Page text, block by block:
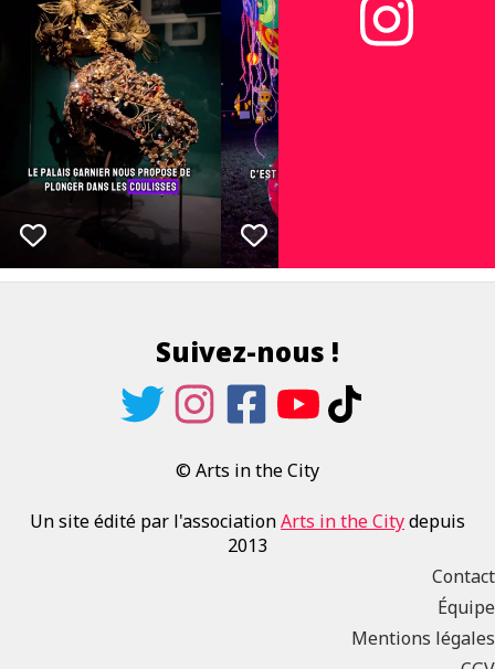
Suivez-nous !
© Arts in the City
Un site édité par l'associationArts in the Citydepuis
2013
Contact
Équipe
Mentions légales